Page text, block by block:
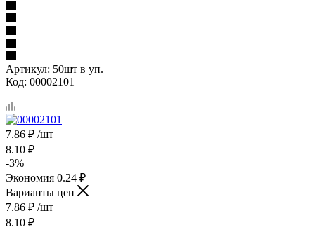
Артикул: 50шт в уп.
Код: 00002101
7.86 ₽ /шт
8.10 ₽
-3%
Экономия 0.24 ₽
Варианты цен
7.86 ₽ /шт
8.10 ₽